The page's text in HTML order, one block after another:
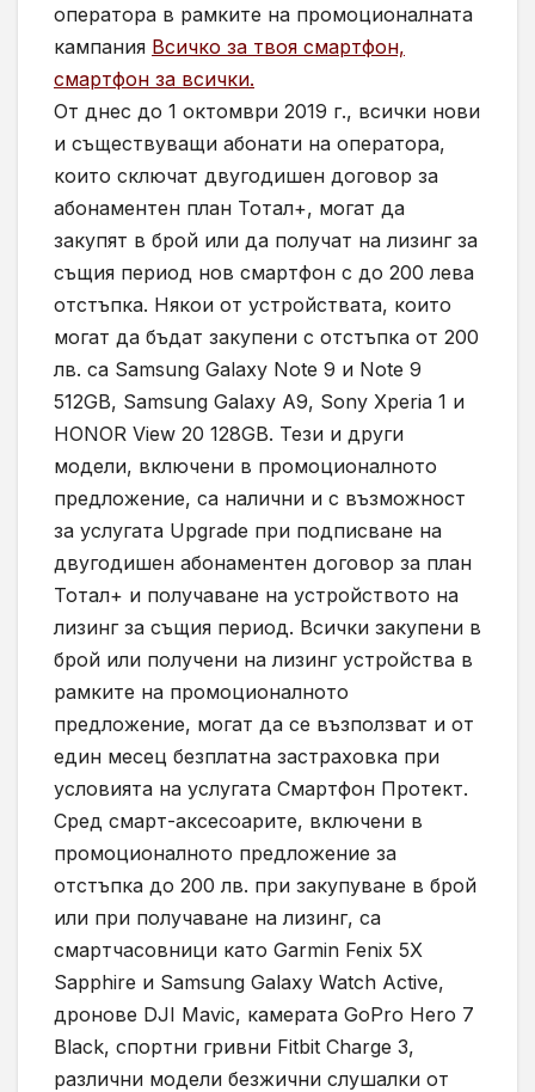
оператора в рамките на промоционалната
кампания Всичко за твоя смартфон,
смартфон за всички.
От днес до 1 октомври 2019 г., всички нови
и съществуващи абонати на оператора,
които сключат двугодишен договор за
абонаментен план Тотал+, могат да
закупят в брой или да получат на лизинг за
същия период нов смартфон с до 200 лева
отстъпка. Някои от устройствата, които
могат да бъдат закупени с отстъпка от 200
лв. са Samsung Galaxy Note 9 и Note 9
512GB, Samsung Galaxy A9, Sony Xperia 1 и
HONOR View 20 128GB. Тези и други
модели, включени в промоционалното
предложение, са налични и с възможност
за услугата Upgrade при подписване на
двугодишен абонаментен договор за план
Тотал+ и получаване на устройството на
лизинг за същия период. Всички закупени в
брой или получени на лизинг устройства в
рамките на промоционалното
предложение, могат да се възползват и от
един месец безплатна застраховка при
условията на услугата Смартфон Протект.
Сред смарт-аксесоарите, включени в
промоционалното предложение за
отстъпка до 200 лв. при закупуване в брой
или при получаване на лизинг, са
смартчасовници като Garmin Fenix 5X
Sapphire и Samsung Galaxy Watch Active,
дронове DJI Mavic, камерата GoPro Hero 7
Black, спортни гривни Fitbit Charge 3,
различни модели безжични слушалки от